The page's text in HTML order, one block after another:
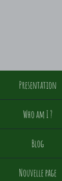
Presentation
Who am I ?
Blog
Nouvelle page